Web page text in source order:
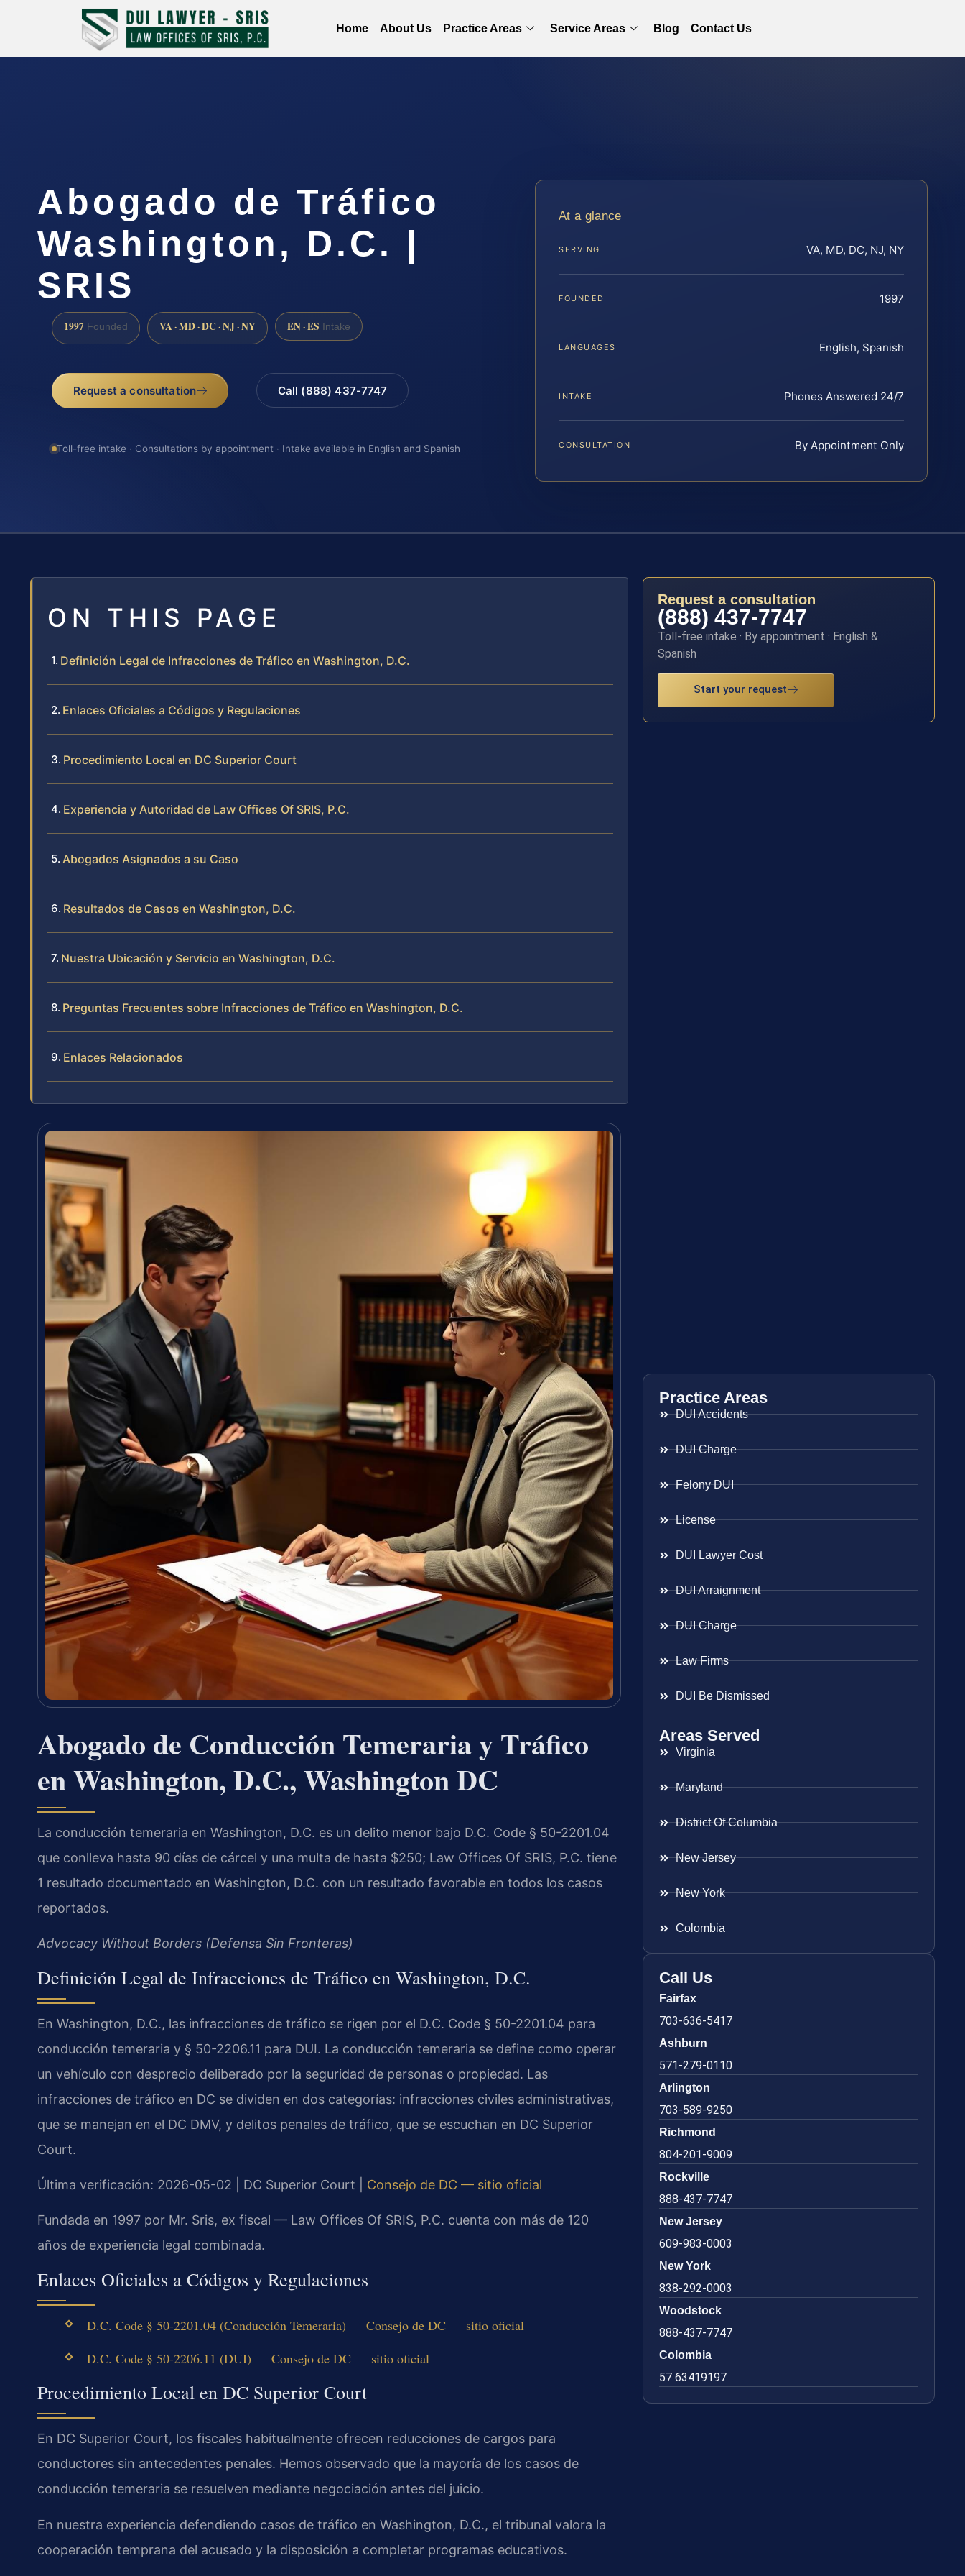
Home About Us Practice Areas Service Areas Blog Contact Us
Abogado de Tráfico
Washington, D.C. |
SRIS
1997 Founded VA · MD · DC · NJ · NY EN · ES Intake
Request a consultation Call (888) 437-7747
Toll-free intake · Consultations by appointment · Intake available in English and Spanish
At a glance
SERVING VA, MD, DC, NJ, NY
FOUNDED 1997
LANGUAGES English, Spanish
INTAKE Phones Answered 24/7
CONSULTATION By Appointment Only
ON THIS PAGE
Definición Legal de Infracciones de Tráfico en Washington, D.C.
Enlaces Oficiales a Códigos y Regulaciones
Procedimiento Local en DC Superior Court
Experiencia y Autoridad de Law Offices Of SRIS, P.C.
Abogados Asignados a su Caso
Resultados de Casos en Washington, D.C.
Nuestra Ubicación y Servicio en Washington, D.C.
Preguntas Frecuentes sobre Infracciones de Tráfico en Washington, D.C.
Enlaces Relacionados
Abogado de Conducción Temeraria y Tráfico
en Washington, D.C., Washington DC
La conducción temeraria en Washington, D.C. es un delito menor bajo D.C. Code § 50-2201.04
que conlleva hasta 90 días de cárcel y una multa de hasta $250; Law Offices Of SRIS, P.C. tiene
1 resultado documentado en Washington, D.C. con un resultado favorable en todos los casos
reportados.
Advocacy Without Borders (Defensa Sin Fronteras)
Definición Legal de Infracciones de Tráfico en Washington, D.C.
En Washington, D.C., las infracciones de tráfico se rigen por el D.C. Code § 50-2201.04 para
conducción temeraria y § 50-2206.11 para DUI. La conducción temeraria se define como operar
un vehículo con desprecio deliberado por la seguridad de personas o propiedad. Las
infracciones de tráfico en DC se dividen en dos categorías: infracciones civiles administrativas,
que se manejan en el DC DMV, y delitos penales de tráfico, que se escuchan en DC Superior
Court.
Última verificación: 2026-05-02 | DC Superior Court | Consejo de DC — sitio oficial
Fundada en 1997 por Mr. Sris, ex fiscal — Law Offices Of SRIS, P.C. cuenta con más de 120
años de experiencia legal combinada.
Enlaces Oficiales a Códigos y Regulaciones
D.C. Code § 50-2201.04 (Conducción Temeraria) — Consejo de DC — sitio oficial
D.C. Code § 50-2206.11 (DUI) — Consejo de DC — sitio oficial
Procedimiento Local en DC Superior Court
En DC Superior Court, los fiscales habitualmente ofrecen reducciones de cargos para
conductores sin antecedentes penales. Hemos observado que la mayoría de los casos de
conducción temeraria se resuelven mediante negociación antes del juicio.
En nuestra experiencia defendiendo casos de tráfico en Washington, D.C., el tribunal valora la
cooperación temprana del acusado y la disposición a completar programas educativos.
Request a consultation
(888) 437-7747
Toll-free intake · By appointment · English &
Spanish
Start your request
Practice Areas
DUI Accidents
DUI Charge
Felony DUI
License
DUI Lawyer Cost
DUI Arraignment
DUI Charge
Law Firms
DUI Be Dismissed
Areas Served
Virginia
Maryland
District Of Columbia
New Jersey
New York
Colombia
Call Us
Fairfax
703-636-5417
Ashburn
571-279-0110
Arlington
703-589-9250
Richmond
804-201-9009
Rockville
888-437-7747
New Jersey
609-983-0003
New York
838-292-0003
Woodstock
888-437-7747
Colombia
57 63419197